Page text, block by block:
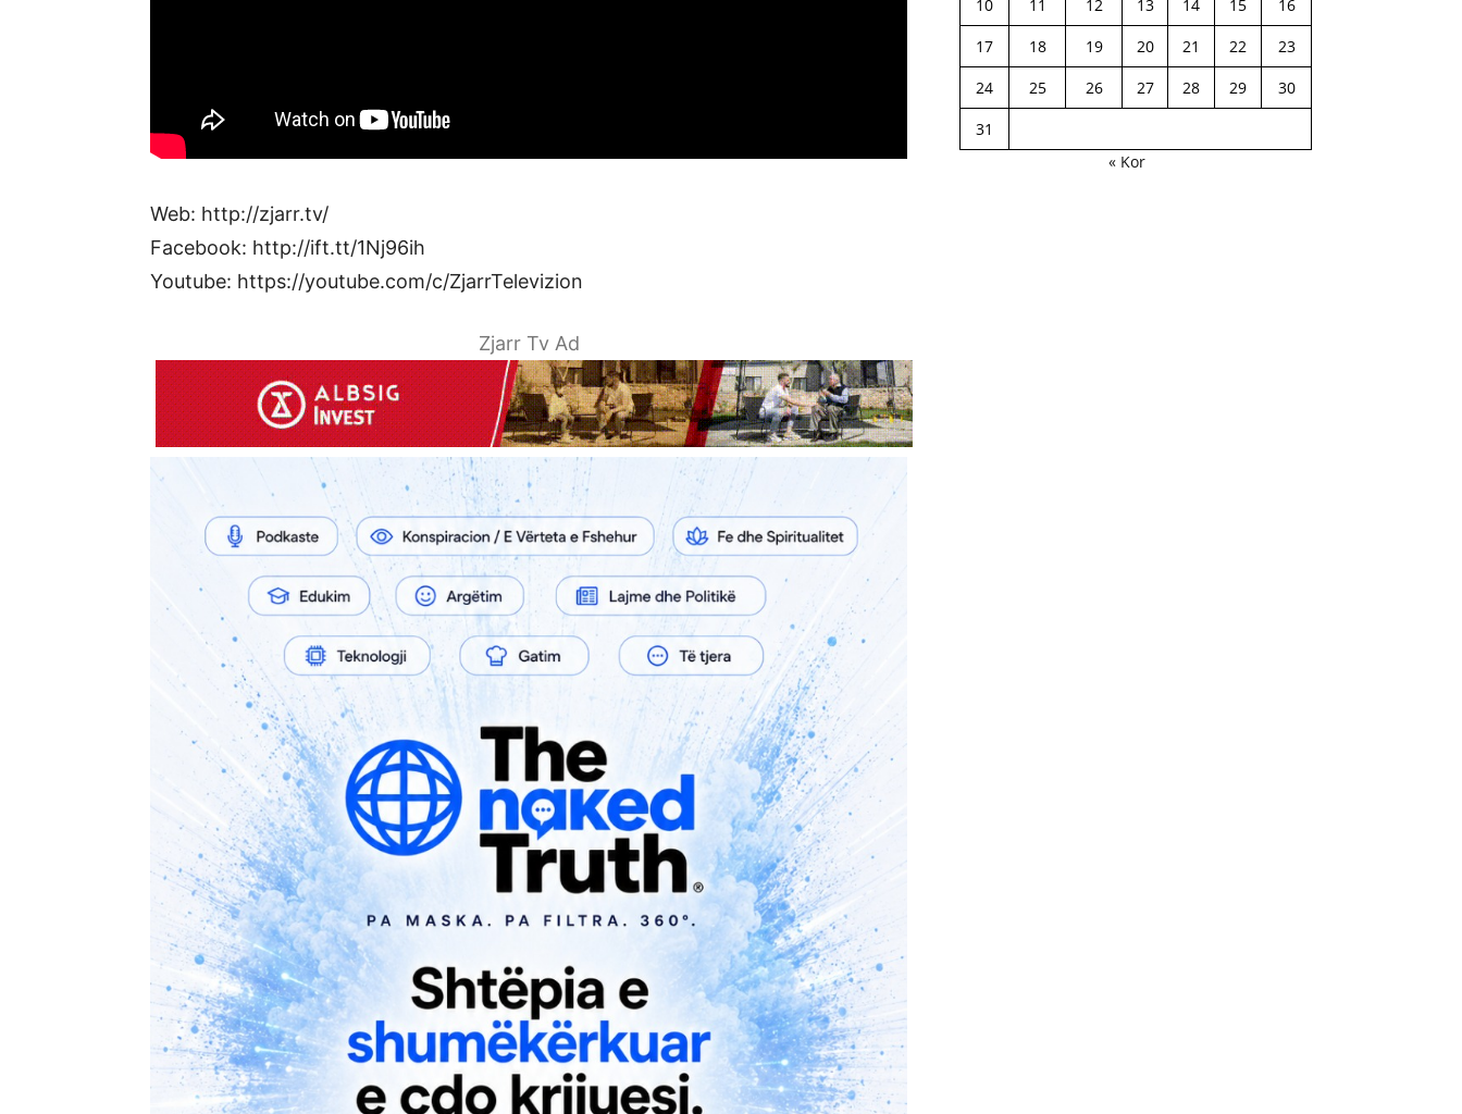
Web: http://zjarr.tv/
Facebook: http://ift.tt/1Nj96ih
Youtube: https://youtube.com/c/ZjarrTelevizion
Zjarr Tv Ad
10 11 12 13 14 15
16
17
18 19 20 21 22
23
24
25 26 27 28 29
30
31
« Kor